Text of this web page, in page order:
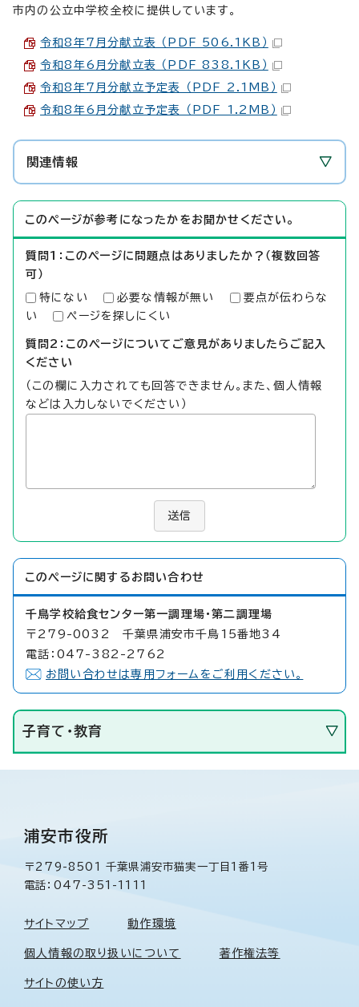
市内の公立中学校全校に提供しています。
令和8年7月分献立表 （PDF 506.1KB）
令和8年6月分献立表 （PDF 838.1KB）
令和8年7月分献立予定表 （PDF 2.1MB）
令和8年6月分献立予定表 （PDF 1.2MB）
関連情報
このページが参考になったかをお聞かせください。
質問1：このページに問題点はありましたか？（複数回答
可）
特にない 必要な情報が無い
要点が伝わらな
い
ページを探しにくい
質問2：このページについてご意見がありましたらご記入
ください
（この欄に入力されても回答できません。また、個人情報
などは入力しないでください）
送信
このページに関する お問い合わせ
千鳥学校給食センター第一調理場・第二調理場
〒279-0032 千葉県浦安市千鳥15番地34
電話：047-382-2762
お問い合わせは専用フォームをご利用ください。
子育て・教育
浦安市役所
〒279-8501 千葉県浦安市猫実一丁目1番1号
電話：047-351-1111
サイトマップ 動作環境
個人情報の取り扱いについて 著作権法等
サイトの使い方